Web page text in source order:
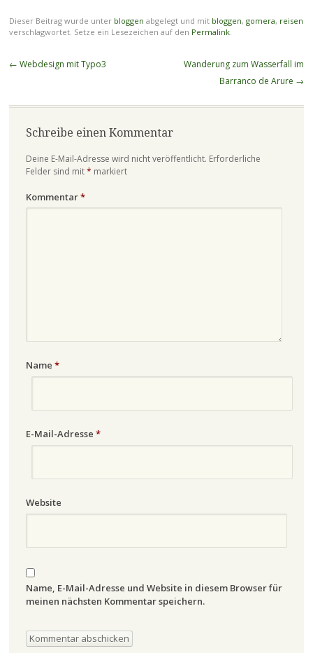
Dieser Beitrag wurde unter bloggen abgelegt und mit bloggen, gomera, reisen
verschlagwortet. Setze ein Lesezeichen auf den Permalink.
Beitragsnavigation
← Webdesign mit Typo3
Wanderung zum Wasserfall im
Barranco de Arure →
Schreibe einen Kommentar
Deine E-Mail-Adresse wird nicht veröffentlicht. Erforderliche
Felder sind mit* markiert
Kommentar*
Name *
E-Mail-Adresse *
Website
Name, E-Mail-Adresse und Website in diesem Browser für
meinen nächsten Kommentar speichern.